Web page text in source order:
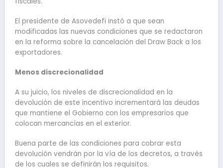
El presidente de Asovedefi instó a que sean
modificadas las nuevas condiciones que se redactaron
en la reforma sobre la cancelación del Draw Back a los
exportadores.
Menos discrecionalidad
A su juicio, los niveles de discrecionalidad en la
devolución de este incentivo incrementará las deudas
que mantiene el Gobierno con los empresarios que
colocan mercancías en el exterior.
Buena parte de las condiciones para cobrar esta
devolución vendrán por la vía de los decretos, a través
de los cuales se definirán los requisitos.